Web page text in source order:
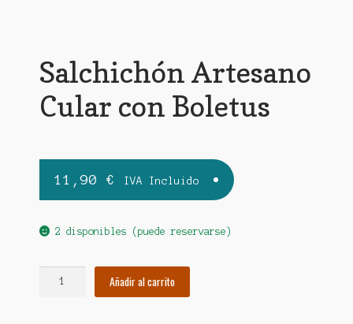
Salchichón Artesano
Cular con Boletus
11,90 € IVA Incluido
2 disponibles (puede reservarse)
Añadir al carrito